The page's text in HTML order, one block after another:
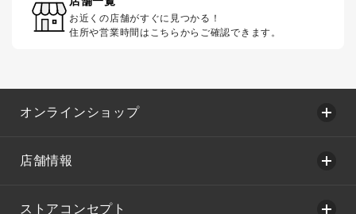
お近くの店舗がすぐに見つかる！
住所や営業時間はこちらからご確認できます。
オンラインショップ
店舗情報
ストアコンセプト